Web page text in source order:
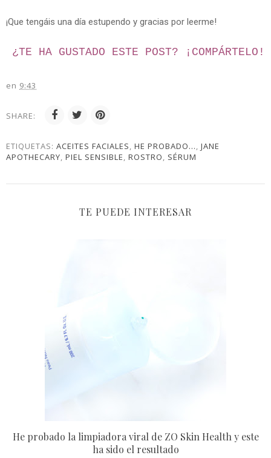
¡Que tengáis una día estupendo y gracias por leerme!
¿TE HA GUSTADO ESTE POST? ¡ COMPÁRTELO!
en 9:43
SHARE:
ETIQUETAS: ACEITES FACIALES, HE PROBADO..., JANE
APOTHECARY, PIEL SENSIBLE, ROSTRO, SÉRUM
TE PUEDE INTERESAR
He probado la limpiadora viral de ZO Skin Health y este
ha sido el resultado